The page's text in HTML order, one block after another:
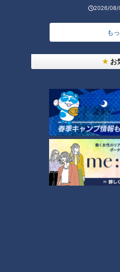
2026/08/
も
お
オススメ関連コンテンツ
【庄子家】四男・翔君に密着！
元気いっぱい すくすく成長して